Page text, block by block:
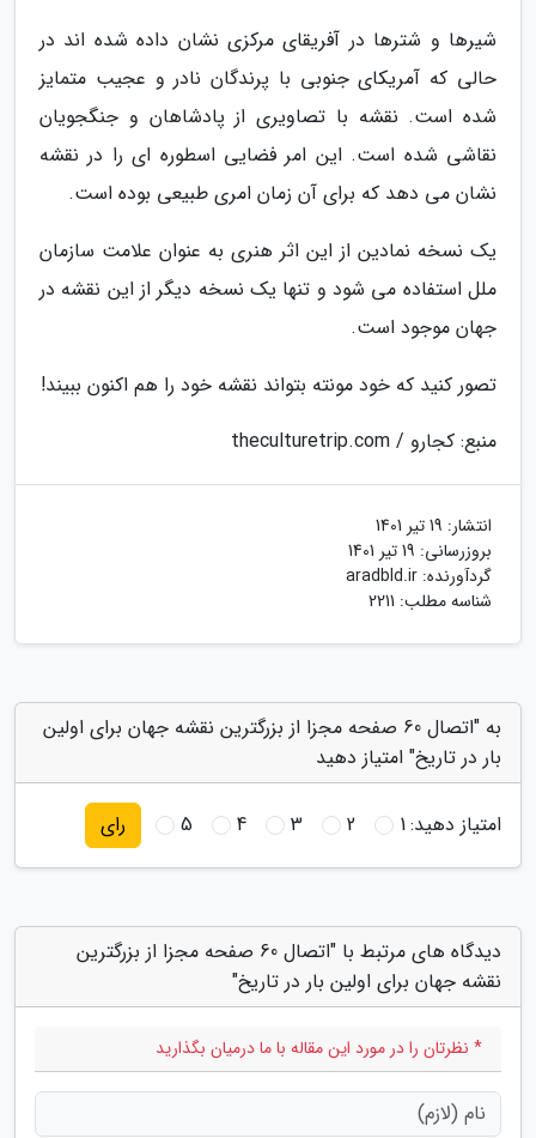
شیرها و شترها در آفریقای مرکزی نشان داده شده اند در
حالی که آمریکای جنوبی با پرندگان نادر و عجیب متمایز
شده است. نقشه با تصاویری از پادشاهان و جنگجویان
نقاشی شده است. این امر فضایی اسطوره ای را در نقشه
نشان می دهد که برای آن زمان امری طبیعی بوده است.
یک نسخه نمادین از این اثر هنری به عنوان علامت سازمان
ملل استفاده می شود و تنها یک نسخه دیگر از این نقشه در
جهان موجود است.
تصور کنید که خود مونته بتواند نقشه خود را هم اکنون ببیند!
منبع: کجارو / theculturetrip.com
انتشار: 19 تیر 1401
بروزرسانی: 19 تیر 1401
گردآورنده: aradbld.ir
شناسه مطلب: 2211
به "اتصال 60 صفحه مجزا از بزرگترین نقشه جهان برای اولین
بار در تاریخ" امتیاز دهید
امتیاز دهید:1
2
3
4
5 رای
دیدگاه های مرتبط با "اتصال 60 صفحه مجزا از بزرگترین
نقشه جهان برای اولین بار در تاریخ"
* نظرتان را در مورد این مقاله با ما درمیان بگذارید